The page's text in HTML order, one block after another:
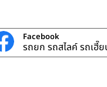
Facebook
รถยก รถสไลค์ รถเฮี๊